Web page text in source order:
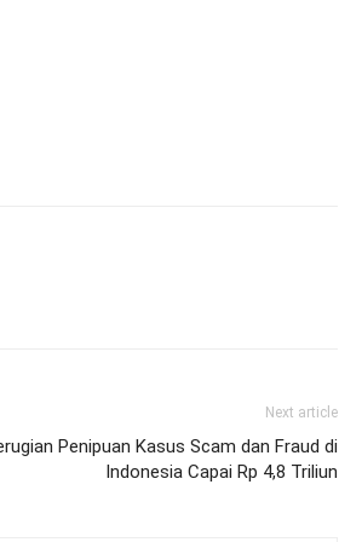
Next article
Penipuan Kasus Scam dan Fraud di
Indonesia Capai Rp 4,8 Triliun